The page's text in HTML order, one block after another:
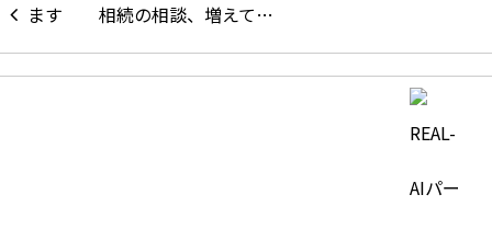
相続の相談、増えて…